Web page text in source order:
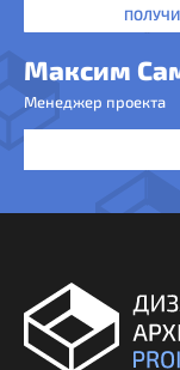
Максим
Менеджер проекта